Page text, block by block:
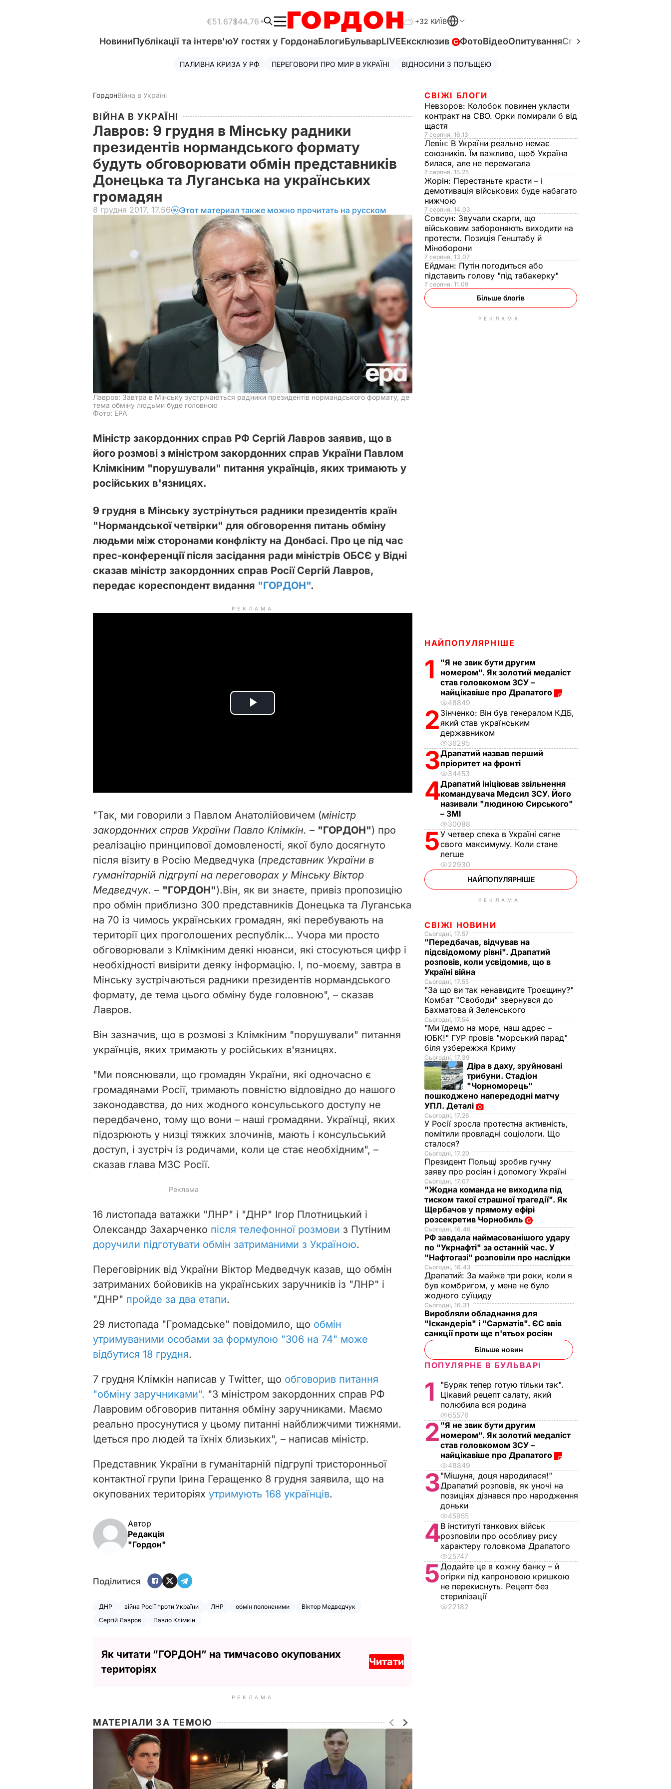
€51.67$44.76 +32 КИЇВ
НовиниПублікації та інтерв'юУ гостях у ГордонаБлогиБульварLIVEЕксклюзив ФотоВідеоОпитуванняСпецпроєкти
ПАЛИВНА КРИЗА У РФ ПЕРЕГОВОРИ ПРО МИР В УКРАЇНІ ВІДНОСИНИ З ПОЛЬЩЕЮ
ГордонВійна в Україні
ВІЙНА В УКРАЇНІ
Лавров: 9 грудня в Мінську радники
президентів нормандського формату
будуть обговорювати обмін представників
Донецька та Луганська на українських
громадян
8 грудня 2017, 17.56 Этот материал также можно прочитать на русском
Лавров: Завтра в Мінську зустрічаються радники президентів нормандського формату, де
тема обміну людьми буде головною
Фото: EPA
Міністр закордонних справ РФ Сергій Лавров заявив, що в
його розмові з міністром закордонних справ України Павлом
Клімкіним "порушували" питання українців, яких тримають у
російських в'язницях.
9 грудня в Мінську зустрінуться радники президентів країн
"Нормандської четвірки" для обговорення питань обміну
людьми між сторонами конфлікту на Донбасі. Про це під час
прес-конференції після засідання ради міністрів ОБСЄ у Відні
сказав міністр закордонних справ Росії Сергій Лавров,
передає кореспондент видання "ГОРДОН".
РЕКЛАМА
P
i
d
e
o
"Так, ми говорили з Павлом Анатолійовичем (міністр
закордонних справ України Павло Клімкін. – "ГОРДОН") про
реалізацію принципової домовленості, якої було досягнуто
після візиту в Росію Медведчука (представник України в
гуманітарній підгрупі на переговорах у Мінську Віктор
Медведчук. – "ГОРДОН").Він, як ви знаєте, привіз пропозицію
про обмін приблизно 300 представників Донецька та Луганська
на 70 із чимось українських громадян, які перебувають на
території цих проголошених республік... Учора ми просто
обговорювали з Клімкіним деякі нюанси, які стосуються цифр і
необхідності вивірити деяку інформацію. І, по-моєму, завтра в
Мінську зустрічаються радники президентів нормандського
формату, де тема цього обміну буде головною", – сказав
Лавров.
Він зазначив, що в розмові з Клімкіним "порушували" питання
українців, яких тримають у російських в'язницях.
"Ми пояснювали, що громадян України, які одночасно є
громадянами Росії, тримають повністю відповідно до нашого
законодавства, до них жодного консульського доступу не
передбачено, тому що вони – наші громадяни. Українці, яких
підозрюють у низці тяжких злочинів, мають і консульський
доступ, і зустріч із родичами, коли це стає необхідним", –
сказав глава МЗС Росії.
16 листопада ватажки "ЛНР" і "ДНР" Ігор Плотницький і
Олександр Захарченко після телефонної розмови з Путіним
доручили підготувати обмін затриманими з Україною.
Переговірник від України Віктор Медведчук казав, що обмін
затриманих бойовиків на українських заручників із "ЛНР" і
"ДНР" пройде за два етапи.
29 листопада "Громадське" повідомило, що обмін
утримуваними особами за формулою "306 на 74" може
відбутися 18 грудня.
7 грудня Клімкін написав у Twitter, що обговорив питання
"обміну заручниками". "З міністром закордонних справ РФ
Лавровим обговорив питання обміну заручниками. Маємо
реально просунутися у цьому питанні найближчими тижнями.
Ідеться про людей та їхніх близьких", – написав міністр.
Представник України в гуманітарній підгрупі тристоронньої
контактної групи Ірина Геращенко 8 грудня заявила, що на
окупованих територіях утримують 168 українців.
Автор
Редакція
"Гордон"
Поділитися
ДНР війна Росії проти України ЛНР обмін полоненими
Віктор Медведчук
Сергій Лавров
Павло Клімкін
Як читати ”ГОРДОН” на тимчасово окупованих
територіях
Читати
РЕКЛАМА
МАТЕРІАЛИ ЗА ТЕМОЮ
СВІЖІ БЛОГИ
Невзоров: Колобок повинен укласти
контракт на СВО. Орки помирали б від
щастя
7 серпня, 16.13
Левін: В України реально немає
союзників. Їм важливо, щоб Україна
билася, але не перемагала
7 серпня, 15.25
Жорін: Перестаньте красти – і
демотивація військових буде набагато
нижчою
7 серпня, 14.03
Совсун: Звучали скарги, що
військовим забороняють виходити на
протести. Позиція Генштабу й
Міноборони
7 серпня, 13.07
Ейдман: Путін погодиться або
підставить голову "під табакерку"
7 серпня, 11.09
Більше блогів
РЕКЛАМА
НАЙПОПУЛЯРНІШЕ
1
"Я не звик бути другим
номером". Як золотий медаліст
став головкомом ЗСУ –
найцікавіше про Драпатого
48849
2 Зінченко: Він був генералом КДБ,
який став українським
державником
36295
3Драпатий назвав перший
пріоритет на фронті
34453
4Драпатий ініціював звільнення
командувача Медсил ЗСУ. Його
називали "людиною Сирського"
– ЗМІ
30088
5У четвер спека в Україні сягне
свого максимуму. Коли стане
легше
22930
НАЙПОПУЛЯРНІШЕ
РЕКЛАМА
СВІЖІ НОВИНИ
Сьогодні, 17.57
"Передбачав, відчував на
підсвідомому рівні". Драпатий
розповів, коли усвідомив, що в
Україні війна
Сьогодні, 17.55
"За що ви так ненавидите Троєщину?"
Комбат "Свободи" звернувся до
Бахматова й Зеленського
Сьогодні, 17.54
"Ми їдемо на море, наш адрес –
ЮБК!" ГУР провів "морський парад"
біля узбережжя Криму
Сьогодні, 17.39
Діра в даху, зруйновані
трибуни. Стадіон
"Чорноморець"
пошкоджено напередодні матчу
УПЛ. Деталі
Сьогодні, 17.26
У Росії зросла протестна активність,
помітили провладні соціологи. Що
сталося?
Сьогодні, 17.20
Президент Польщі зробив гучну
заяву про росіян і допомогу Україні
Сьогодні, 17.07
"Жодна команда не виходила під
тиском такої страшної трагедії". Як
Щербачов у прямому ефірі
розсекретив Чорнобиль
Сьогодні, 16.46
РФ завдала наймасованішого удару
по "Укрнафті" за останній час. У
"Нафтогазі" розповіли про наслідки
Сьогодні, 16.43
Драпатий: За майже три роки, коли я
був комбригом, у мене не було
жодного суїциду
Сьогодні, 16.31
Виробляли обладнання для
"Іскандерів" і "Сарматів". ЄС ввів
санкції проти ще п'ятьох росіян
Більше новин
ПОПУЛЯРНЕ В БУЛЬВАРІ
1
"Буряк тепер готую тільки так".
Цікавий рецепт салату, який
полюбила вся родина
65576
2 "Я не звик бути другим
номером". Як золотий медаліст
став головкомом ЗСУ –
найцікавіше про Драпатого
48849
3"Мішуня, доця народилася!"
Драпатий розповів, як уночі на
позиціях дізнався про народження
доньки
45955
4В інституті танкових військ
розповіли про особливу рису
характеру головкома Драпатого
25747
5Додайте це в кожну банку – й
огірки під капроновою кришкою
не перекиснуть. Рецепт без
стерилізації
22182